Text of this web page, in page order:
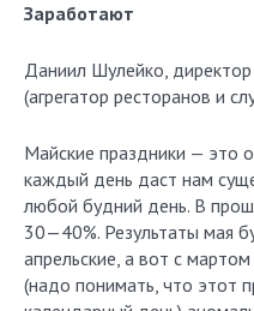
Заработают
Даниил Шулейко,
(агрегатор ресторанов и
Майские праздники — это
каждый день даст нам
любой будний день. В
30—40%. Результаты мая
апрельские, а вот с
(надо понимать, что этот